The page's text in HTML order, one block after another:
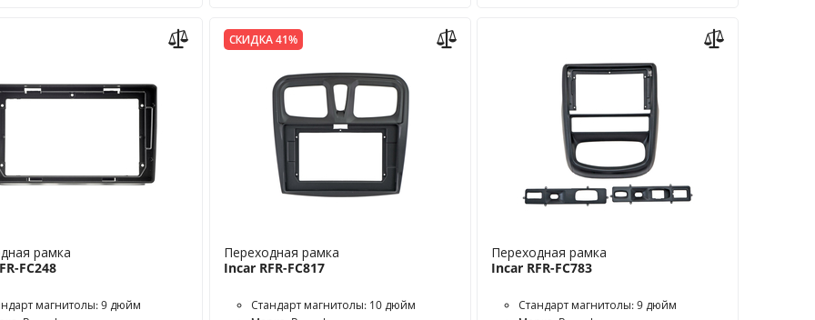
рамка
FC248
магнитолы: 9 дюйм
СКИДКА 41%
Переходная рамка
Incar RFR-FC817
Стандарт магнитолы: 10 дюйм
Переходная рамка
Incar RFR-FC783
Стандарт магнитолы: 9 дюйм